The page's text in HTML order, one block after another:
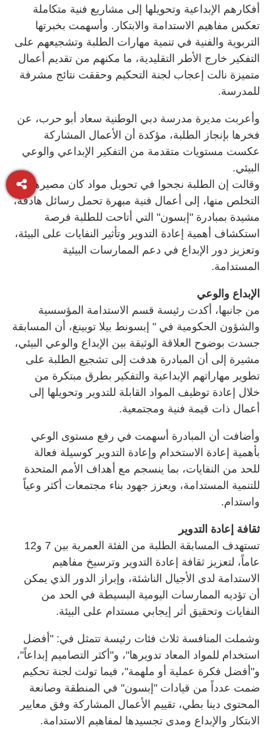
أفكارهم الإبداعية وتحويلها إلى مشاريع فنية متكاملة
تعكس مفاهيم الاستدامة والابتكار. وأسهمت بخبرتها
التربوية والفنية في تنمية مهارات الطلبة وتشجيعهم على
التفكير خارج الأطر التقليدية، ما مكنهم من تقديم أعمال
متميزة نالت إعجاب لجنة التحكيم وحققت نتائج مشرفة
للمدرسة.
وأعربت مديرة مدرسة دبي الوطنية سعاد أبو حرب، عن
فخرها بإنجاز الطلبة، مؤكدة أن الأعمال المشاركة
عكست مستويات متقدمة من التفكير الإبداعي والوعي
البيئي.
وقالت إن الطلبة نجحوا في تحويل مواد كان مصيرها
التخلص منها، إلى أعمال فنية مبهرة تحمل رسائل هادفة،
مشيدة بمبادرة "إبسون" التي أتاحت للطلبة فرصة
استكشاف أهمية إعادة التدوير وتأثير النفايات على البيئة،
وتعزيز دور الإبداع في دعم الممارسات البيئية
المستدامة.
الإبداع والوعي
من جانبها، أكدت رئيسة قسم الاستدامة المؤسسية
والشؤون الحكومية في " إبسونط بيلا توبينغ، أن المسابقة
جسدت بوضوح العلاقة الوثيقة بين الإبداع والوعي البيئي،
مشيرة إلى أن المبادرة هدفت إلى تشجيع الطلبة على
تطوير مهاراتهم الإبداعية والتفكير بطرق مبتكرة من
خلال إعادة توظيف المواد القابلة للتدوير وتحويلها إلى
أعمال ذات قيمة فنية ومجتمعية.
وأضافت أن المبادرة أسهمت في رفع مستوى الوعي
بأهمية إعادة الاستخدام وإعادة التدوير كوسيلة فعالة
للحد من النفايات، بما ينسجم مع أهداف الأمم المتحدة
للتنمية المستدامة، ويعزز جهود بناء مجتمعات أكثر وعياً
واستدام.
ثقافة إعادة التدوير
تستهدف المسابقة الطلبة من الفئة العمرية بين 7 و12
عاماً، لتعزيز ثقافة إعادة التدوير وترسيخ مفاهيم
الاستدامة لدى الأجيال الناشئة، وإبراز الدور الذي يمكن
أن تؤديه الممارسات اليومية البسيطة في الحد من
النفايات وتحقيق أثر إيجابي مستدام على البيئة.
وشملت المنافسة ثلاث فئات رئيسة تتمثل في: "أفضل
استخدام للمواد المعاد تدويرها"، و"أكثر التصاميم إبداعاً"،
و"أفضل فكرة عملية أو ملهمة"، فيما تولت لجنة تحكيم
ضمت عدداً من قيادات "إبسون" في المنطقة وصانعة
المحتوى دينا بطي، تقييم الأعمال المشاركة وفق معايير
الابتكار والإبداع ومدى تجسيدها لمفاهيم الاستدامة.